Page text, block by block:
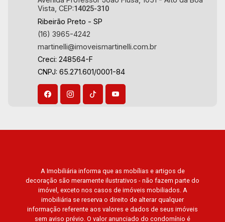
Vista, CEP:14025-310
Ribeirão Preto - SP
(16) 3965-4242
martinelli@imoveismartinelli.com.br
Creci: 248564-F
CNPJ: 65.271.601/0001-84
A Imobiliária informa que as mobílias e artigos de
decoração são meramente ilustrativos - não fazem parte do
imóvel, exceto nos casos de imóveis mobiliados. A
imobiliária se reserva o direito de alterar qualquer
informação referente aos valores e dados de seus imóveis
sem aviso prévio. O valor anunciado do condomínio é